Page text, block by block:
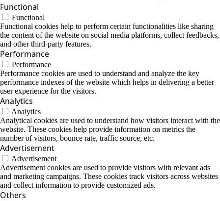
Functional
Functional
Functional cookies help to perform certain functionalities like sharing
the content of the website on social media platforms, collect feedbacks,
and other third-party features.
Performance
Performance
Performance cookies are used to understand and analyze the key
performance indexes of the website which helps in delivering a better
user experience for the visitors.
Analytics
Analytics
Analytical cookies are used to understand how visitors interact with the
website. These cookies help provide information on metrics the
number of visitors, bounce rate, traffic source, etc.
Advertisement
Advertisement
Advertisement cookies are used to provide visitors with relevant ads
and marketing campaigns. These cookies track visitors across websites
and collect information to provide customized ads.
Others